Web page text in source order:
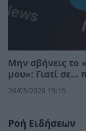
Μην σβήνεις το
μου»: Γιατί σε…
26/03/2026 19:19
Ροή Ειδήσεων